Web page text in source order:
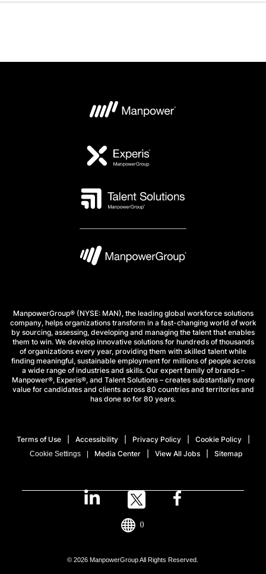
ManpowerGroup® (NYSE: MAN), the leading global workforce solutions
company, helps organizations transform in a fast-changing world of work
by sourcing, assessing, developing and managing the talent that enables
them to win. We develop innovative solutions for hundreds of thousands
of organizations every year, providing them with skilled talent while
finding meaningful, sustainable employment for millions of people across
a wide range of industries and skills. Our expert family of brands –
Manpower®, Experis®, and Talent Solutions – creates substantially more
value for candidates and clients across 80 countries and territories and
has done so for 80 years.
Terms of Use Accessibility Privacy Policy Cookie Policy
Cookie Settings Media Center View All Jobs Sitemap
© 2026 ManpowerGroup All Rights Reserved.
()